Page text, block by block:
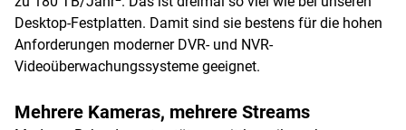
Desktop-Festplatten. Damit sind sie bestens für die hohen
Anforderungen moderner DVR- und NVR-
Videoüberwachungssysteme geeignet.
Mehrere Kameras, mehrere Streams